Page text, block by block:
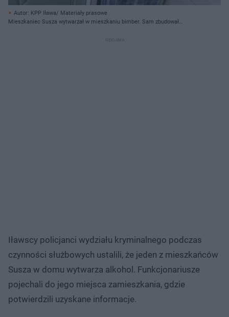
Autor: KPP Iława/ Materiały prasowe
Mieszkaniec Susza wytwarzał w mieszkaniu bimber. Sam zbudował
Iławscy policjanci wydziału kryminalnego podczas
czynności służbowych ustalili, że jeden z mieszkańców
Susza w domu wytwarza alkohol. Funkcjonariusze
pojechali do jego miejsca zamieszkania, gdzie
potwierdzili uzyskane informacje.